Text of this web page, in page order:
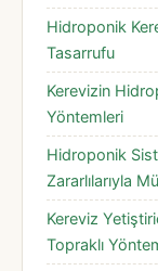
Hidroponik
Tasarrufu
Kerevizin
Yöntemleri
Hidroponik
Zararlılarıyla
Kereviz
Topraklı